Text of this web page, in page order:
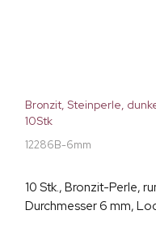
Bronzit, Steinperle,
10Stk
12286B-6mm
10 Stk., Bronzit-Perle,
Durchmesser 6 mm,